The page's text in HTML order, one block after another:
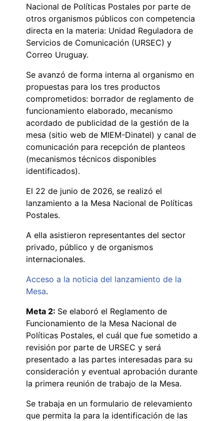
Nacional de Políticas Postales por parte de
otros organismos públicos con competencia
directa en la materia: Unidad Reguladora de
Servicios de Comunicación (URSEC) y
Correo Uruguay.
Se avanzó de forma interna al organismo en
propuestas para los tres productos
comprometidos: borrador de reglamento de
funcionamiento elaborado, mecanismo
acordado de publicidad de la gestión de la
mesa (sitio web de MIEM-Dinatel) y canal de
comunicación para recepción de planteos
(mecanismos técnicos disponibles
identificados).
El 22 de junio de 2026, se realizó el
lanzamiento a la Mesa Nacional de Políticas
Postales.
A ella asistieron representantes del sector
privado, público y de organismos
internacionales.
Acceso a la noticia del lanzamiento de la
Mesa.
Meta 2: Se elaboró el Reglamento de
Funcionamiento de la Mesa Nacional de
Políticas Postales, el cuál que fue sometido a
revisión por parte de URSEC y será
presentado a las partes interesadas para su
consideración y eventual aprobación durante
la primera reunión de trabajo de la Mesa.
Se trabaja en un formulario de relevamiento
que permita la para la identificación de las